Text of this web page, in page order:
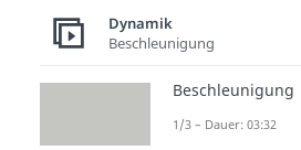
Dynamik
Beschleunigung
Beschleunigung
1/3 – Dauer: 03:32